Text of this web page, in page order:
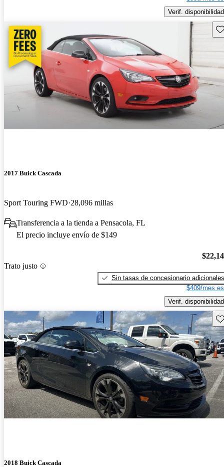
Verif. disponibilidad
2017 Buick Cascada
Sport Touring FWD 28,096 millas
Transferencia a la tienda a Pensacola, FL
El precio incluye envío de $149
Trato justo
Sin tasas de concesionario adicionales
$409/mes
Verif. disponibilidad
2018 Buick Cascada